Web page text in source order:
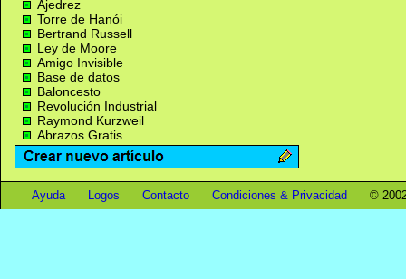
Ajedrez
Torre de Hanói
Bertrand Russell
Ley de Moore
Amigo Invisible
Base de datos
Baloncesto
Revolución Industrial
Raymond Kurzweil
Abrazos Gratis
Ayuda Logos Contacto Condiciones & Privacidad ©